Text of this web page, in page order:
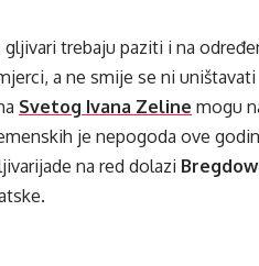
trebaju paziti i na
a ne smije se ni uništavati
Svetog Ivana Zeline mogu
je nepogoda ove
na red dolazi